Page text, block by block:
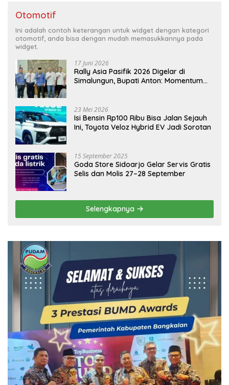
Otomotif
Ini adalah contoh keterangan untuk widget dengan kategori
otomotif, anda bisa dengan mudah memasukkannya pada
widget.
17 Juni 2026
Rally Asia Pasifik 2026 Digelar di
Simalungun, Bupati Anton: Momentum
23 Mei 2026
Isi Bensin Rp100 Ribu Bisa Jalan Sejauh
Ini, Toyota Veloz Hybrid EV Jadi Sorotan
15 September 2025
Goda Store Sidoarjo Gelar Servis Gratis
Selis dan Molis 27–28 September
Selengkapnya